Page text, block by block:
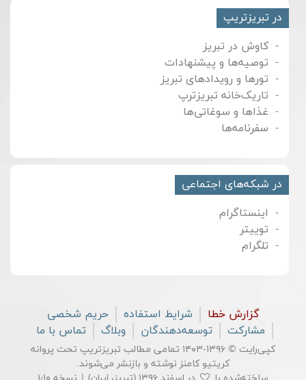
در تبریزتریپ
کاوش در تبریز
توصیه‌ها و پیشنهادات
تورها و رویدادهای تبریز
تاریک‌خانه تبریزترپ
غذاها و سوغاتی‌ها
سفرنامه‌ها
در شبکه‌های اجتماعی
اینستاگرام
توییتر
تلگرام
گزارش خطا شرایط استفاده
حریم شخصی
مشارکت
توسعه‌دهندگان وبلاگ تماس با ما
کپی‌رایت © ۱۳۹۶-۱۴۰۳ تمامی مطالب تبریزتریپ تحت پروانه
کریتیو کامنز نوشته و بازنشر می‌شوند.